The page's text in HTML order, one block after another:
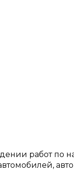
работ по